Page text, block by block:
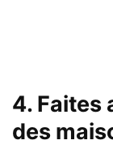
4. Faites
des